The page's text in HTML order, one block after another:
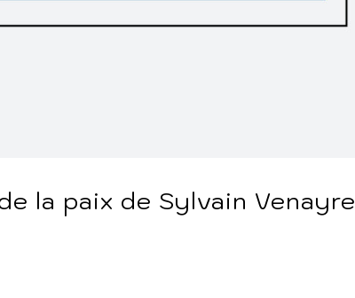
la paix de Sylvain Venayre